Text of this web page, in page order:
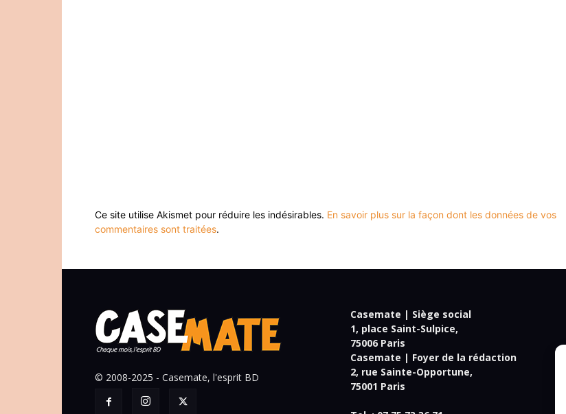
Ce site utilise Akismet pour réduire les indésirables. En savoir plus sur la façon dont les données de vos
commentaires sont traitées.
© 2008-2025 - Casemate, l'esprit BD
Casemate | Siège social
1, place Saint-Sulpice,
75006 Paris
Casemate | Foyer de la rédaction
2, rue Sainte-Opportune,
75001 Paris